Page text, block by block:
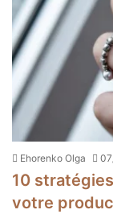
Ehorenko Olga
10
votre